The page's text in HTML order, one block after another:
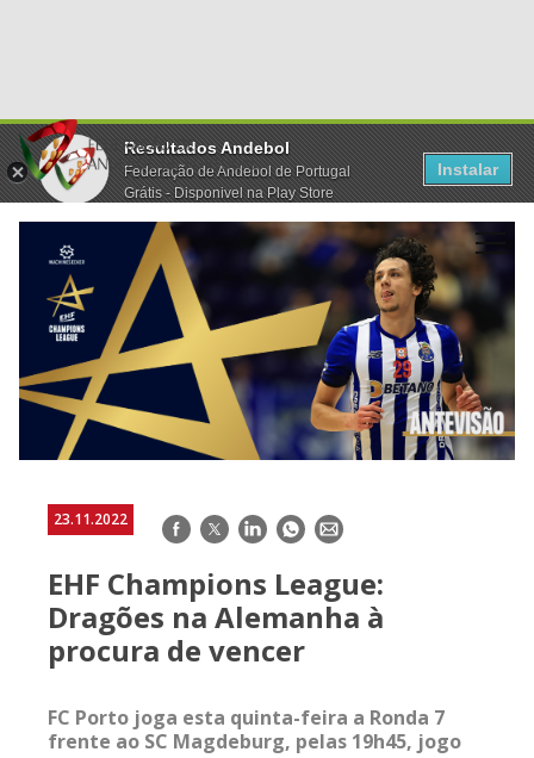
Resultados Andebol
Federação de Andebol de Portugal
Grátis - Disponivel na Play Store
Instalar
23.11.2022 Facebook
TwitterLinkedInWhatsApp
E-
EHF Champions League:
Dragões na Alemanha à
procura de vencer
FC Porto joga esta quinta-feira a Ronda 7
frente ao SC Magdeburg, pelas 19h45, jogo